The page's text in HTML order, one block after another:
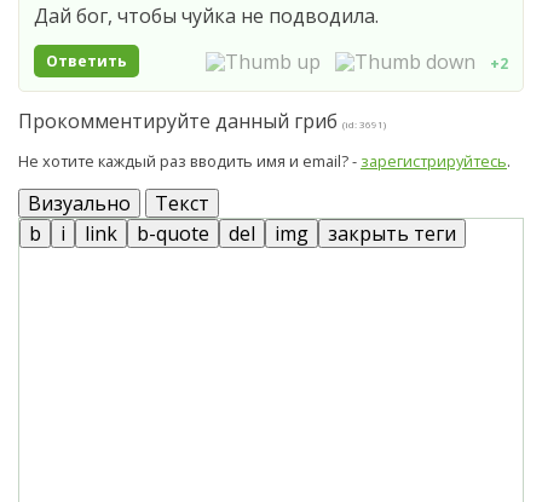
Дай бог, чтобы чуйка не подводила.
Ответить +2
Прокомментируйте данный гриб (id: 3691)
Не хотите каждый раз вводить имя и email? - зарегистрируйтесь.
Визуально Текст